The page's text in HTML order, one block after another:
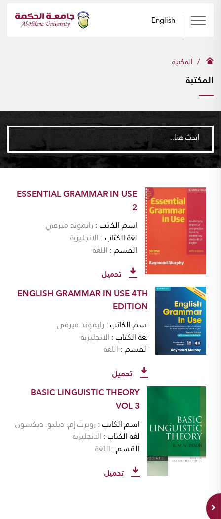
English
المكتبة
المكتبة
ابحث هنا..
ESSENTIAL GRAMMAR IN USE
2
اسم الكاتب رايموند ميرفي
لغة الكتاب الانجليزية
القسم اللغة
تحميل
ENGLISH GRAMMAR IN USE 4TH
EDITION
اسم الكاتب رايموند ميرفي
لغة الكتاب الانجليزية
القسم اللغة
تحميل
BASIC LINGUISTIC THEORY
VOL 3
اسم الكاتب روبرت إم. دبليو. ديكسون
لغة الكتاب الانجليزية
القسم اللغة
تحميل